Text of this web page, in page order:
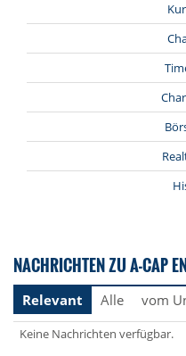
NACHRICHTEN ZU A-CAP
Relevant Alle vom
Keine Nachrichten verfügbar.